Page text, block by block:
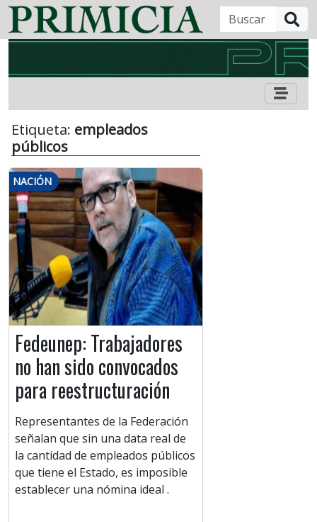
Etiqueta: empleados
públicos
NACIÓN
Fedeunep: Trabajadores
no han sido convocados
para reestructuración
Representantes de la Federación
señalan que sin una data real de
la cantidad de empleados públicos
que tiene el Estado, es imposible
establecer una nómina ideal .